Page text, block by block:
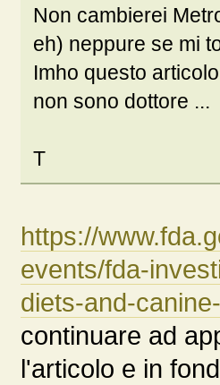
Non cambierei
eh) neppure se mi
Imho questo
non sono dottore ...
T
https://
events/fda-
diets-and-
continuare ad
l'articolo e in